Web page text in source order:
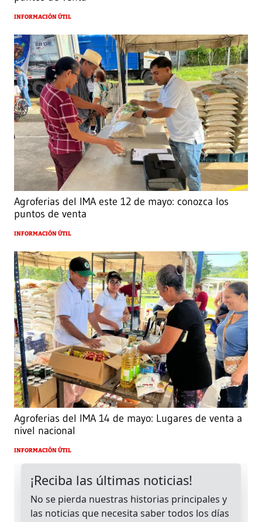
INFORMACIÓN ÚTIL
Agroferias del IMA este 12 de mayo: conozca los
puntos de venta
INFORMACIÓN ÚTIL
Agroferias del IMA 14 de mayo: Lugares de venta a
nivel nacional
INFORMACIÓN ÚTIL